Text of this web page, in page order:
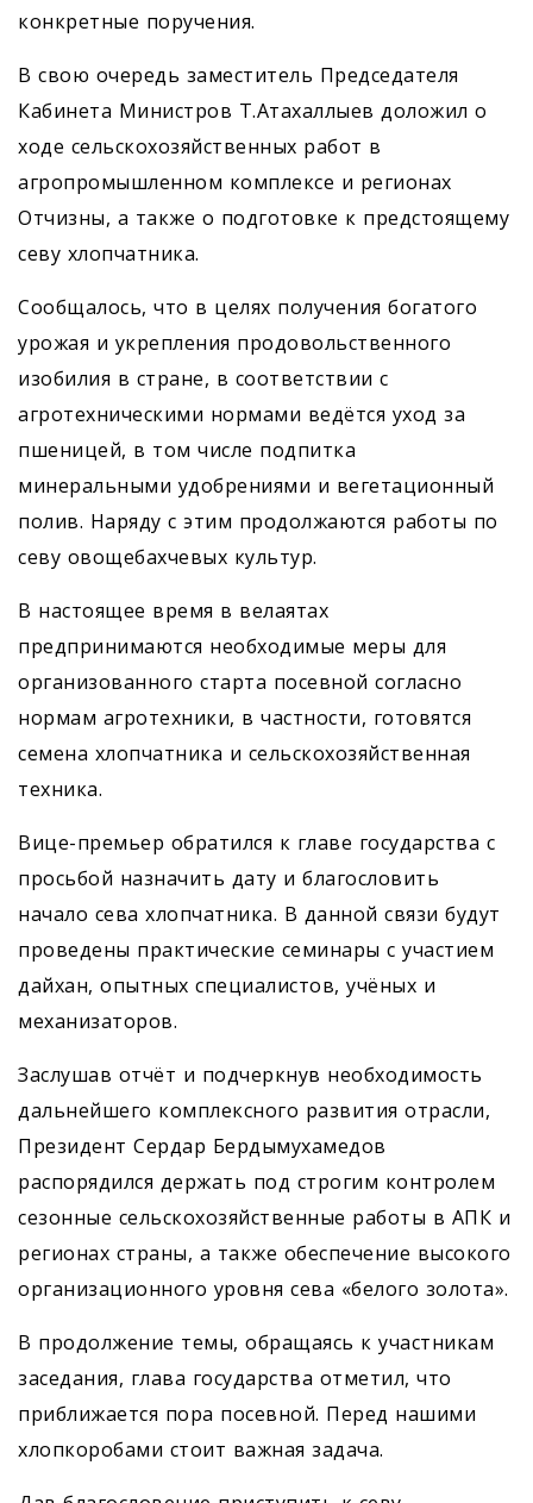
конкретные поручения.
В свою очередь заместитель Председателя
Кабинета Министров Т.Атахаллыев доложил о
ходе сельскохозяйственных работ в
агропромышленном комплексе и регионах
Отчизны, а также о подготовке к предстоящему
севу хлопчатника.
Сообщалось, что в целях получения богатого
урожая и укрепления продовольственного
изобилия в стране, в соответствии с
агротехническими нормами ведётся уход за
пшеницей, в том числе подпитка
минеральными удобрениями и вегетационный
полив. Наряду с этим продолжаются работы по
севу овощебахчевых культур.
В настоящее время в велаятах
предпринимаются необходимые меры для
организованного старта посевной согласно
нормам агротехники, в частности, готовятся
семена хлопчатника и сельскохозяйственная
техника.
Вице-премьер обратился к главе государства с
просьбой назначить дату и благословить
начало сева хлопчатника. В данной связи будут
проведены практические семинары с участием
дайхан, опытных специалистов, учёных и
механизаторов.
Заслушав отчёт и подчеркнув необходимость
дальнейшего комплексного развития отрасли,
Президент Сердар Бердымухамедов
распорядился держать под строгим контролем
сезонные сельскохозяйственные работы в АПК и
регионах страны, а также обеспечение высокого
организационного уровня сева «белого золота».
В продолжение темы, обращаясь к участникам
заседания, глава государства отметил, что
приближается пора посевной. Перед нашими
хлопкоробами стоит важная задача.